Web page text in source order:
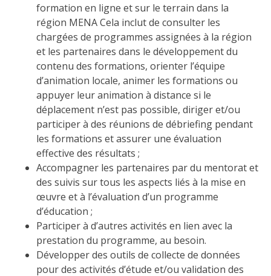
formation en ligne et sur le terrain dans la
région MENA Cela inclut de consulter les
chargées de programmes assignées à la région
et les partenaires dans le développement du
contenu des formations, orienter l’équipe
d’animation locale, animer les formations ou
appuyer leur animation à distance si le
déplacement n’est pas possible, diriger et/ou
participer à des réunions de débriefing pendant
les formations et assurer une évaluation
effective des résultats ;
Accompagner les partenaires par du mentorat et
des suivis sur tous les aspects liés à la mise en
œuvre et à l’évaluation d’un programme
d’éducation ;
Participer à d’autres activités en lien avec la
prestation du programme, au besoin.
Développer des outils de collecte de données
pour des activités d’étude et/ou validation des